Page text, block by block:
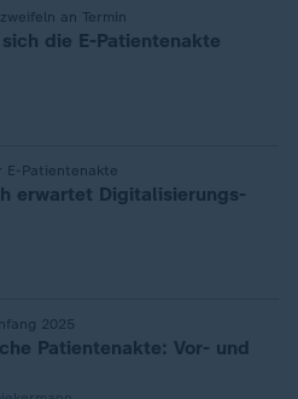
an Termin
die E-Patientenakte
E-Patientenakte
erwartet Digitalisierungs-
2025
Patientenakte: Vor- und